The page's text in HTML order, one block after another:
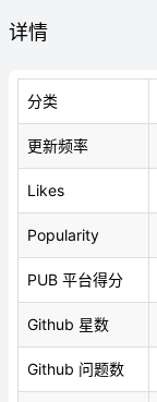
详情
分类
更新频率
Likes
Popularity
PUB 平台得分
Github 星数
Github 问题数